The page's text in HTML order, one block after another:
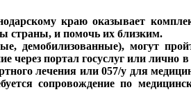
краю оказывает
страны, и помочь их близким.
демобилизованные), могут
через портал госуслуг или
лечения или 057/у для
сопровождение по